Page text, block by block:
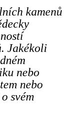
kamenů
Jakékoli
nebo
nebo
svém